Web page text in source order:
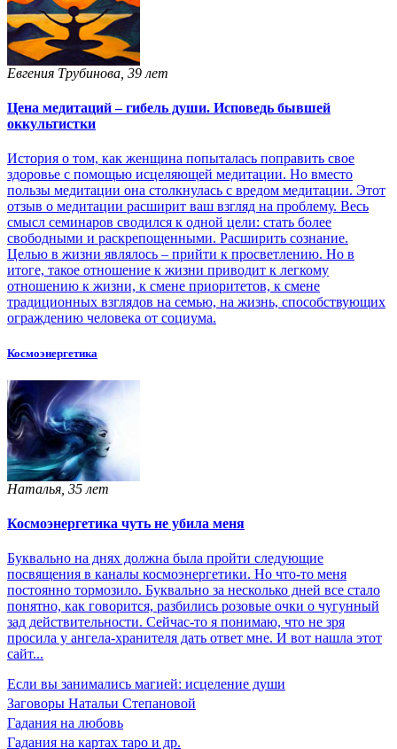
Евгения Трубинова, 39 лет
Цена медитаций – гибель души. Исповедь бывшей
оккультистки
История о том, как женщина попыталась поправить свое
здоровье с помощью исцеляющей медитации. Но вместо
пользы медитации она столкнулась с вредом медитации. Этот
отзыв о медитации расширит ваш взгляд на проблему. Весь
смысл семинаров сводился к одной цели: стать более
свободными и раскрепощенными. Расширить сознание.
Целью в жизни являлось – прийти к просветлению. Но в
итоге, такое отношение к жизни приводит к легкому
отношению к жизни, к смене приоритетов, к смене
традиционных взглядов на семью, на жизнь, способствующих
ограждению человека от социума.
Космоэнергетика
Наталья, 35 лет
Космоэнергетика чуть не убила меня
Буквально на днях должна была пройти следующие
посвящения в каналы космоэнергетики. Но что-то меня
постоянно тормозило. Буквально за несколько дней все стало
понятно, как говорится, разбились розовые очки о чугунный
зад действительности. Сейчас-то я понимаю, что не зря
просила у ангела-хранителя дать ответ мне. И вот нашла этот
сайт...
Если вы занимались магией: исцеление души
Заговоры Натальи Степановой
Гадания на любовь
Гадания на картах таро и др.